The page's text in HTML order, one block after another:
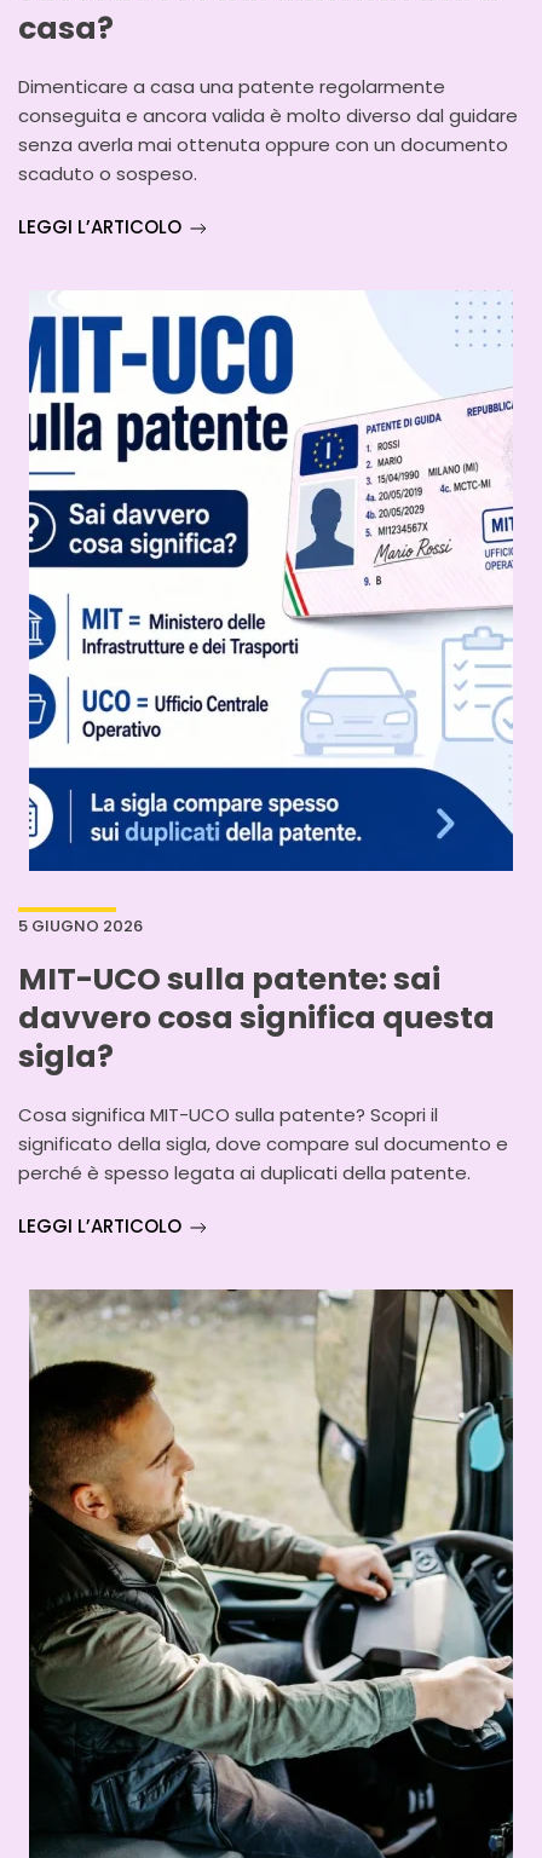
casa?
Dimenticare a casa una patente regolarmente
conseguita e ancora valida è molto diverso dal guidare
senza averla mai ottenuta oppure con un documento
scaduto o sospeso.
LEGGI L’ARTICOLO
5 GIUGNO 2026
MIT-UCO sulla patente: sai
davvero cosa significa questa
sigla?
Cosa significa MIT-UCO sulla patente? Scopri il
significato della sigla, dove compare sul documento e
perché è spesso legata ai duplicati della patente.
LEGGI L’ARTICOLO